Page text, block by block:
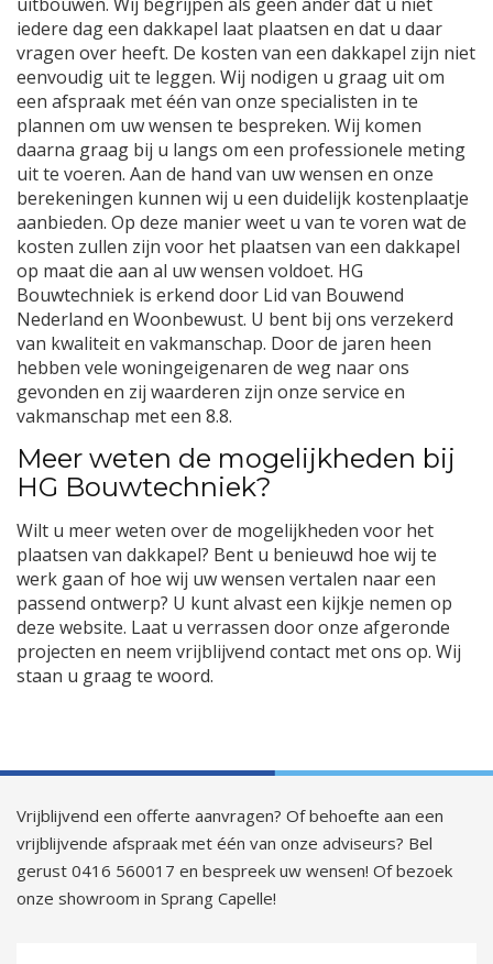
iedere dag een dakkapel laat plaatsen en dat u daar
vragen over heeft. De kosten van een dakkapel zijn niet
eenvoudig uit te leggen. Wij nodigen u graag uit om
een afspraak met één van onze specialisten in te
plannen om uw wensen te bespreken. Wij komen
daarna graag bij u langs om een professionele meting
uit te voeren. Aan de hand van uw wensen en onze
berekeningen kunnen wij u een duidelijk kostenplaatje
aanbieden. Op deze manier weet u van te voren wat de
kosten zullen zijn voor het plaatsen van een dakkapel
op maat die aan al uw wensen voldoet. HG
Bouwtechniek is erkend door Lid van Bouwend
Nederland en Woonbewust. U bent bij ons verzekerd
van kwaliteit en vakmanschap. Door de jaren heen
hebben vele woningeigenaren de weg naar ons
gevonden en zij waarderen zijn onze service en
vakmanschap met een 8.8.
Meer weten de mogelijkheden bij
HG Bouwtechniek?
Wilt u meer weten over de mogelijkheden voor het
plaatsen van dakkapel? Bent u benieuwd hoe wij te
werk gaan of hoe wij uw wensen vertalen naar een
passend ontwerp? U kunt alvast een kijkje nemen op
deze website. Laat u verrassen door onze afgeronde
projecten en neem vrijblijvend contact met ons op. Wij
staan u graag te woord.
Vrijblijvend een offerte aanvragen? Of behoefte aan een
vrijblijvende afspraak met één van onze adviseurs? Bel
gerust 0416 560017 en bespreek uw wensen! Of bezoek
onze showroom in Sprang Capelle!